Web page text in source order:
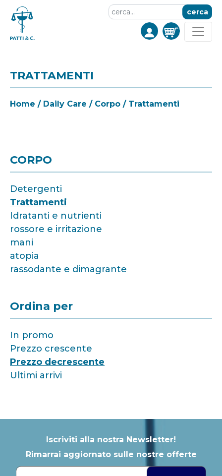
cerca
CORPO
Detergenti
Trattamenti
Idratanti e nutrienti
rossore e irritazione
mani
atopia
rassodante e dimagrante
Ordina per
In promo
Prezzo crescente
Prezzo decrescente
Ultimi arrivi
TRATTAMENTI
Home / Daily Care / Corpo / Trattamenti
Iscriviti alla nostra Newsletter!
Rimarrai aggiornato sulle nostre offerte